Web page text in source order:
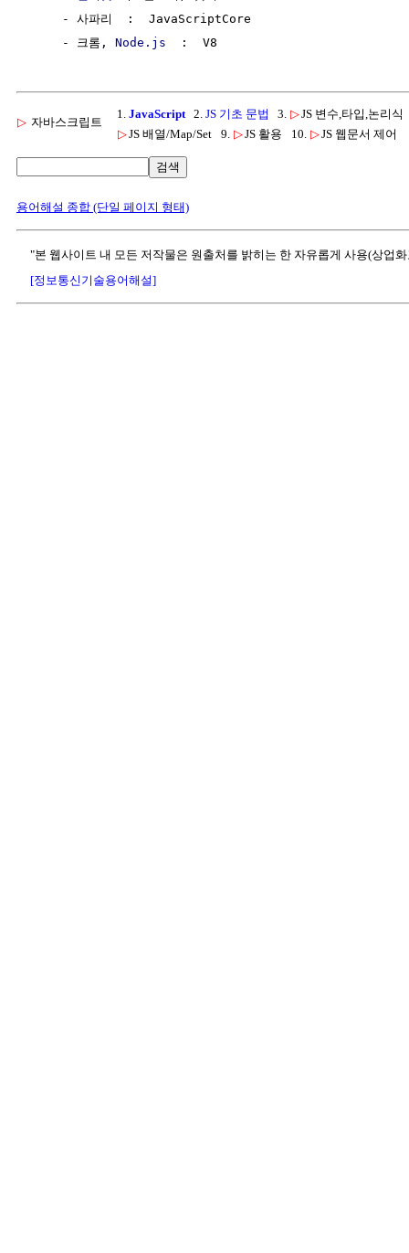
     - 사파리  :  JavaScriptCore
     - 크롬,
Node.js
▷ 자바스크립트
1. JavaScript 2. JS 기초 문법 3. ▷JS 변수,타입,논리식
▷JS 배열/Map/Set 9. ▷JS 활용 10. ▷JS 웹문서 제어
검색
용어해설 종합 (단일 페이지 형태)
"본 웹사이트 내 모든 저작물은 원출처를 밝히는 한 자유롭게 사용(상업
[정보통신기술용어해설]